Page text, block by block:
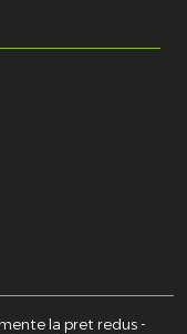
la pret redus -